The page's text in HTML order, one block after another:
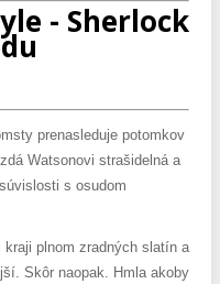
- Sherlock
prenasleduje potomkov
Watsonovi strašidelná a
s osudom
kraji plnom zradných slatín a
Skôr naopak. Hmla akoby